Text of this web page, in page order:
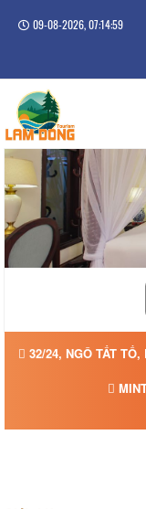
09-08-2026, 07:15:00
32/24, NGÔ TẤT